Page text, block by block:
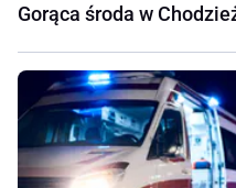
Gorąca środa w